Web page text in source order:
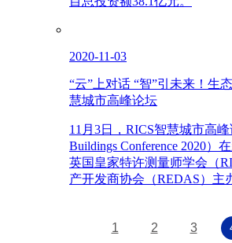
2020-11-03
“云”上对话 “智”引未来！生
慧城市高峰论坛
11月3日，RICS智慧城市高峰
Buildings Conference 2020）
英国皇家特许测量师学会（
产开发商协会（REDAS）主
1 2 3